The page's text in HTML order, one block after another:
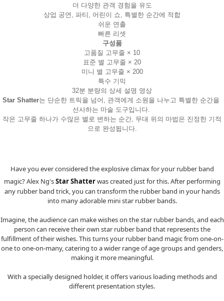
더 다양한 관객 경험을 유도
상업 공연, 파티, 어린이 쇼, 특별한 순간에 적합
쉬운 연출
빠른 리셋
구성품
고품질 고무줄 × 10
표준 별 고무줄 × 20
미니 별 고무줄 × 200
특수 기믹
32분 분량의 상세 설명 영상
Star Shatter는 단순한 트릭을 넘어, 관객에게 소원을 나누고 특별한 순간을
선사하는 마술 도구입니다.
작은 고무줄 하나가 수많은 별로 변하는 순간, 무대 위의 마법은 진정한 기적
으로 완성됩니다.
Have you ever considered the explosive climax for your rubber band
magic? Alex Ng'sStar Shatterwas created just for this. After performing
any rubber band trick, you can transform the rubber band in your hands
into many adorable mini star rubber bands.
Imagine, the audience can make wishes on the star rubber bands, and each
person can receive their own star rubber band that represents the
fulfillment of their wishes. This turns your rubber band magic from one-on-
one to one-on-many, catering to a wider range of age groups and genders,
making it more meaningful.
With a specially designed holder, it offers various loading methods and
different presentation styles.